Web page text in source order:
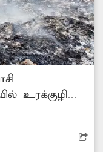
உரக்குழி
வரும்
இருந்து